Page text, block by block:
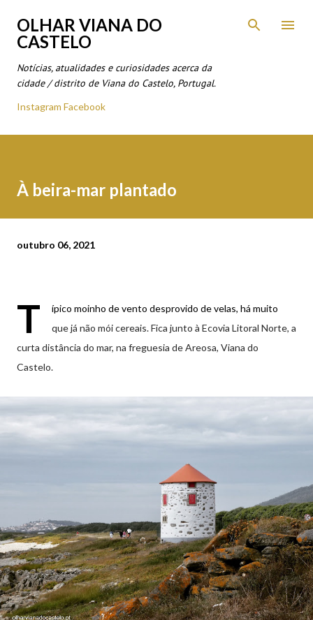
Avançar para o conteúdo principal
OLHAR VIANA DO
CASTELO
Notícias, atualidades e curiosidades acerca da
cidade / distrito de Viana do Castelo, Portugal.
Instagram Facebook
À beira-mar plantado
outubro 06, 2021
T
ípico moinho de vento desprovido de velas, há muito
que já não mói cereais. Fica junto à Ecovia Litoral Norte, a
curta distância do mar, na freguesia de Areosa, Viana do
Castelo.